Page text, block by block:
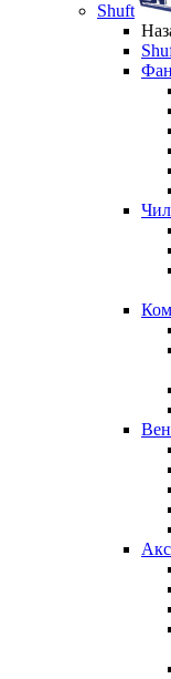
Shuft